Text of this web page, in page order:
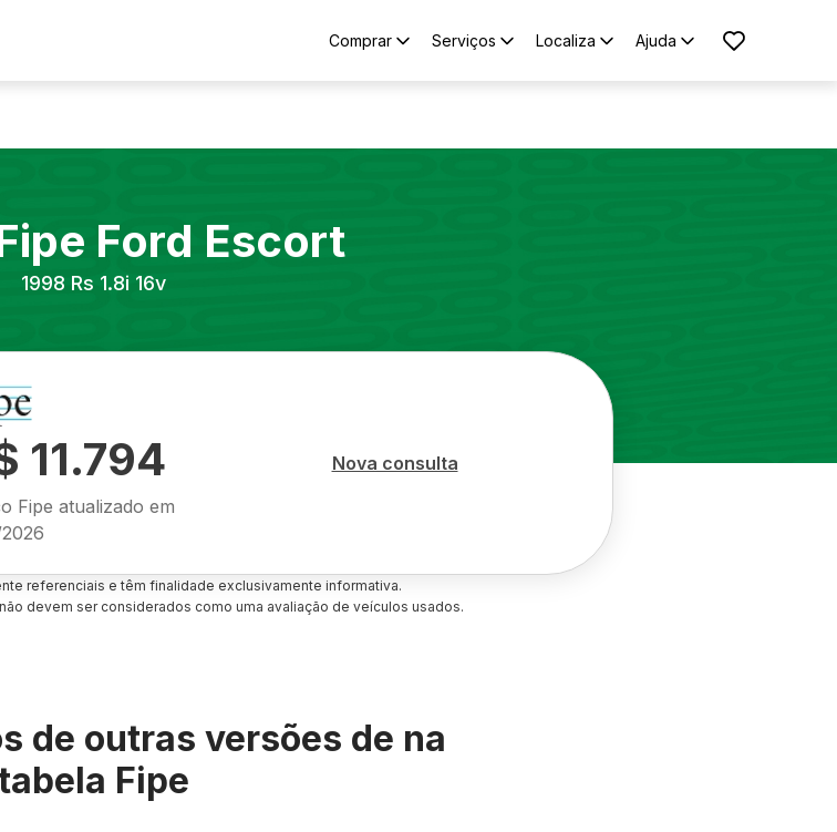
Comprar Serviços Localiza Ajuda
Ford Escort
1998 Rs 1.8i 16v
11.794
Fipe atualizado em
Nova consulta
referenciais e têm finalidade exclusivamente informativa.
devem ser considerados como uma avaliação de veículos usados.
de outras versões de na
Fipe